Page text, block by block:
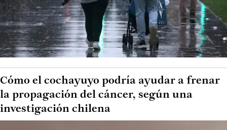
Cómo el cochayuyo podría ayudar a frenar
la propagación del cáncer, según una
investigación chilena